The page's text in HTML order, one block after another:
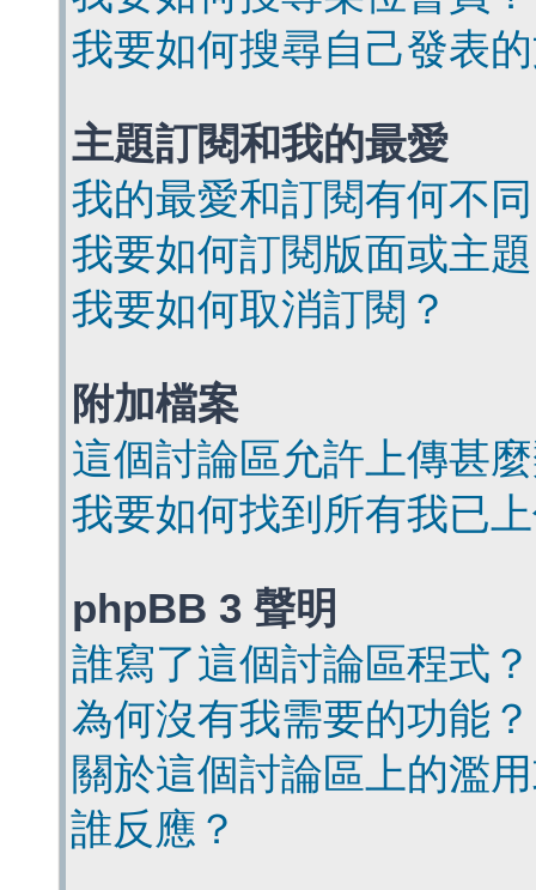
我要如何搜尋自己發表
主題訂閱和我的最愛
我的最愛和訂閱有何不
我要如何訂閱版面或主
我要如何取消訂閱？
附加檔案
這個討論區允許上傳甚
我要如何找到所有我已
phpBB 3 聲明
誰寫了這個討論區程式？
為何沒有我需要的功能？
關於這個討論區上的濫
誰反應？